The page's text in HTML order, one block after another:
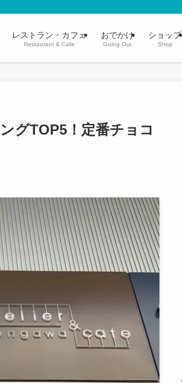
レストラン・カフェ
Restaurant & Cafe
おでかけ
Going Out
ショップ
Shop
グTOP5！定番チョコ